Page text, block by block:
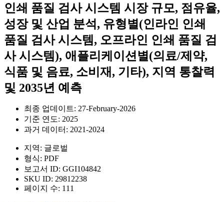
인쇄 품질 검사 시스템 시장 규모, 점유율,
성장 및 산업 분석, 유형별(인라인 인쇄
품질 검사 시스템, 오프라인 인쇄 품질 검
사 시스템), 애플리케이션별(의료/제약,
식품 및 음료, 소비재, 기타), 지역 통찰력
및 2035년 예측
최종 업데이트: 27-February-2026
기준 연도: 2025
과거 데이터: 2021-2024
지역: 글로벌
형식: PDF
보고서 ID: GGI104842
SKU ID: 29812238
페이지 수: 111